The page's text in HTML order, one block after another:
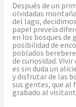
Después de un
olvidadas
del lago,
papel preveía
en los bosques de
posibilidad de
poblados
de curiosidad.
es sin duda un
y disfrutar de las
sus gentes, que al
grabado al